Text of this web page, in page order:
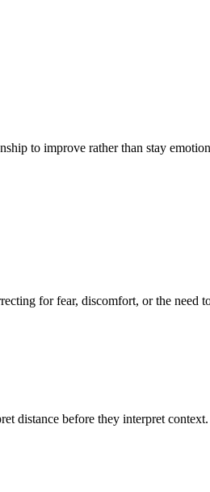
to improve rather than stay
for fear, discomfort, or the need
distance before they interpret